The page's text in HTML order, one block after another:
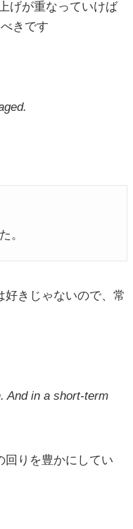
げが重なっていけば
きです
。
好きじゃないので、常
And in a short-term
回りを豊かにしてい